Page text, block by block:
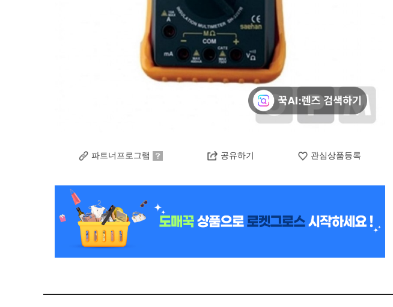
파트너프로그램 공유하기 관심상품등록